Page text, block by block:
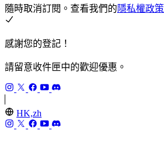
隨時取消訂閱。查看我們的隱私權政策
感謝您的登記！
請留意收件匣中的歡迎優惠。
HK,zh